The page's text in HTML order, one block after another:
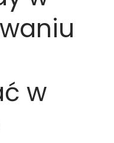
w